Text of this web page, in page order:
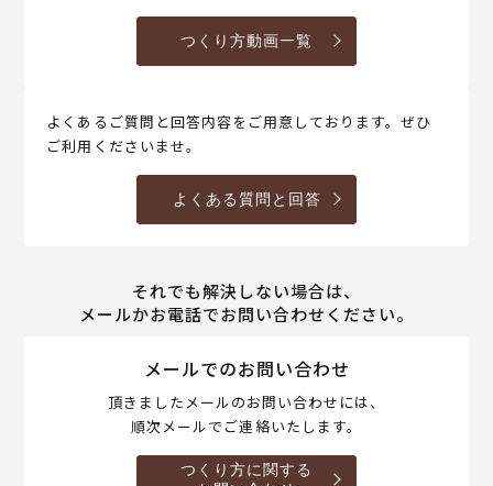
つくり方動画一覧
よくあるご質問と回答内容をご用意しております。ぜひ
ご利用くださいませ。
よくある質問と回答
それでも解決しない場合は、
メールかお電話でお問い合わせください。
メールでのお問い合わせ
頂きましたメールのお問い合わせには、
順次メールでご連絡いたします。
つくり方に関する